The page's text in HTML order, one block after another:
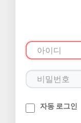
자동 로그인